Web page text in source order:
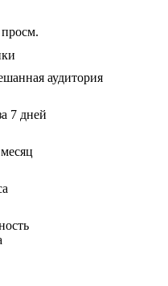
просм.
аудитория
7 дней